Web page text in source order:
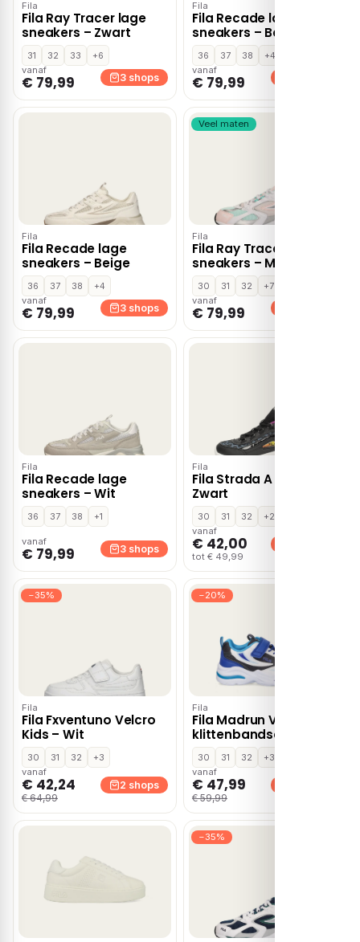
Fila
Fila Ray Tracer lage
sneakers – Zwart
31 32 33
+6
vanaf
€ 79,99 3 shops
Fila
Fila Recade lage
sneakers – Beige
36 37 38
+4
vanaf
€ 79,99
Fila
Fila Recade lage
sneakers – Beige
36 37 38
+4
vanaf
€ 79,99 3 shops
Veel maten
Fila
Fila Ray Tracer lage
sneakers – Multi
30 31 32
+7
vanaf
€ 79,99
Fila
Fila Recade lage
sneakers – Wit
36 37 38 +1
vanaf
€ 79,99 3 shops
Fila
Fila Strada A Low –
Zwart
30 31 32
+2
vanaf
€ 42,00
tot € 49,99
−35%
Fila
Fila Fxventuno Velcro
Kids – Wit
30 31 32
+3
vanaf
€ 42,24
€ 64,99
2 shops
−20%
Fila
Fila Madrun Velcro
klittenbandschoenen
– Blauw
30 31 32
+3
vanaf
€ 47,99
€ 59,99
−35%